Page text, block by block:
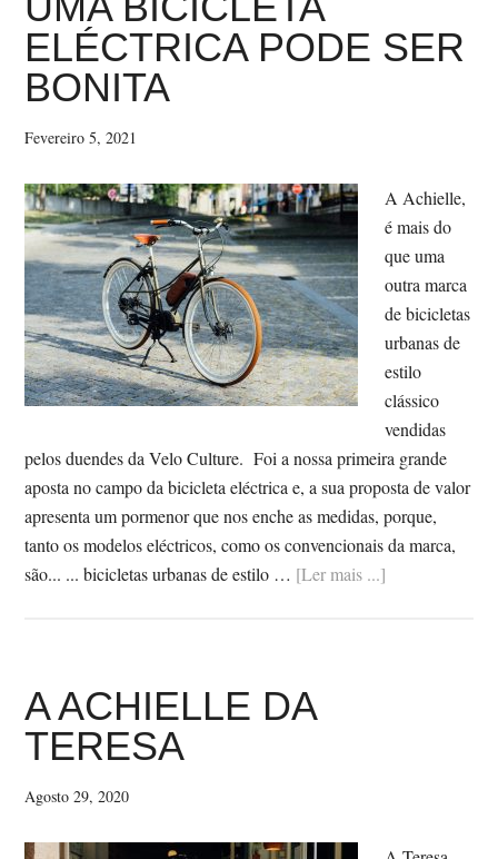
BONITA
ELÉCTRICA PODE SER
BONITA
Fevereiro 5, 2021
A Achielle,
é mais do
que uma
outra marca
de bicicletas
urbanas de
estilo
clássico
vendidas
pelos duendes da Velo Culture. Foi a nossa primeira grande
aposta no campo da bicicleta eléctrica e, a sua proposta de valor
apresenta um pormenor que nos enche as medidas, porque,
tanto os modelos eléctricos, como os convencionais da marca,
são... ... bicicletas urbanas de estilo … [Ler mais ...]
A ACHIELLE DA
TERESA
Agosto 29, 2020